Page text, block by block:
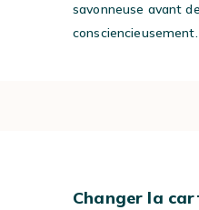
savonneuse avant de
consciencieusement.
Changer la